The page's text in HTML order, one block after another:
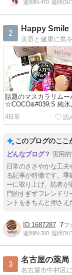
週間IN:470 週間
2
Happy Smile
話題のマスカラリムー
☆COCO&#039;S 純氷
ふわかき氷 ドバイチョ
4日前
このブログのここ
実用
日常のささやかな工
る記事が特徴です。季
ーに取り上げ、読者
門的すぎずフレンド
ントをきちんと押さえ
1687287 7
週間IN:200 週間
3